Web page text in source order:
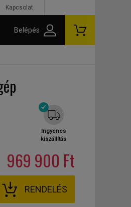
Ingyenes
kiszállítás
969 900 Ft
RENDELÉS
Kapcsolat
Belépés